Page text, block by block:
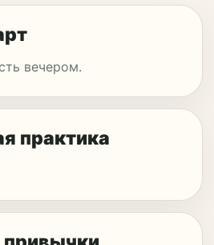
вечером.
практика